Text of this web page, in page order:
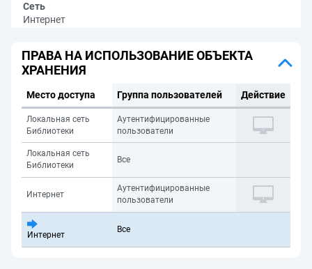
Сеть
Интернет
ПРАВА НА ИСПОЛЬЗОВАНИЕ ОБЪЕКТА
ХРАНЕНИЯ
Место доступа Группа пользователей Действие
Локальная сеть
Библиотеки
Аутентифицированные
пользователи
Локальная сеть
Библиотеки
Все
Интернет
Аутентифицированные
пользователи
Интернет
Все